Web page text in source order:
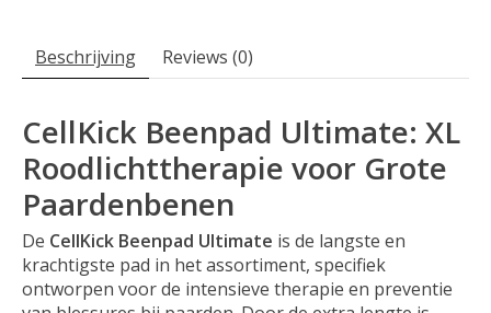
Beschrijving Reviews (0)
CellKick Beenpad Ultimate: XL
Roodlichttherapie voor Grote
Paardenbenen
De CellKick Beenpad Ultimate is de langste en
krachtigste pad in het assortiment, specifiek
ontworpen voor de intensieve therapie en preventie